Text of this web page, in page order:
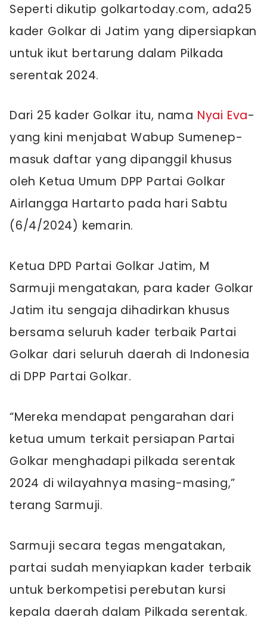
Seperti dikutip golkartoday.com, ada25
kader Golkar di Jatim yang dipersiapkan
untuk ikut bertarung dalam Pilkada
serentak 2024.
Dari 25 kader Golkar itu, nama Nyai Eva-
yang kini menjabat Wabup Sumenep-
masuk daftar yang dipanggil khusus
oleh Ketua Umum DPP Partai Golkar
Airlangga Hartarto pada hari Sabtu
(6/4/2024) kemarin.
Ketua DPD Partai Golkar Jatim, M
Sarmuji mengatakan, para kader Golkar
Jatim itu sengaja dihadirkan khusus
bersama seluruh kader terbaik Partai
Golkar dari seluruh daerah di Indonesia
di DPP Partai Golkar.
“Mereka mendapat pengarahan dari
ketua umum terkait persiapan Partai
Golkar menghadapi pilkada serentak
2024 di wilayahnya masing-masing,”
terang Sarmuji.
Sarmuji secara tegas mengatakan,
partai sudah menyiapkan kader terbaik
untuk berkompetisi perebutan kursi
kepala daerah dalam Pilkada serentak.